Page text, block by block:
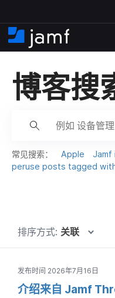
​
至
​
要
内
首
​
博客​搜
常​见​搜索： Apple
Jamf
peruse posts tagged
排序方式: 关联
发布时间 2026年7月16日
介绍来自 Jamf